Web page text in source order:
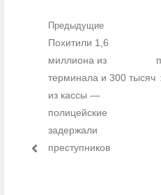
Навигация по
Предыдущие
Предыдущий пост:
Похитили 1,6
миллиона из
терминала и 300 тысяч
из кассы —
полицейские
задержали
преступников